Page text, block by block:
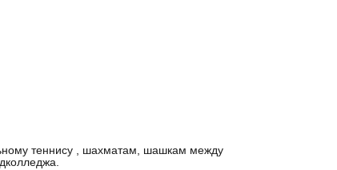
теннису , шахматам, шашкам между